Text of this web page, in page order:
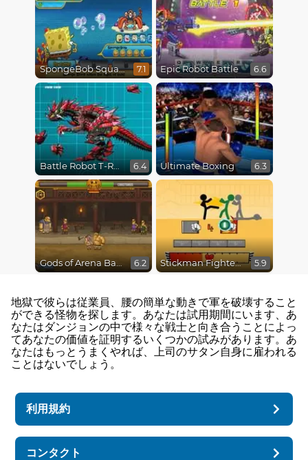
SpongeBob SquarePants : Monster Island Adventures 7.1 Epic Robot Battle 6.6
Battle Robot T-Rex Age 6.4 Ultimate Boxing 6.3
Gods of Arena Battles 6.2 Stickman Fighter Epic Battles 5.9
地獄で彼らは従業員、腰の簡単な動きで軍を破壊すること
ができる怪物を探します。あなたは試用期間にいます、あ
なたはダンジョンの中で様々な戦士と向き合うことによっ
てあなたの価値を証明するいくつかの試みがあります。あ
なたはもっとうまくやれば、上司のサタン自身に雇われる
ことはないでしょう。
利用規約
コンタクト